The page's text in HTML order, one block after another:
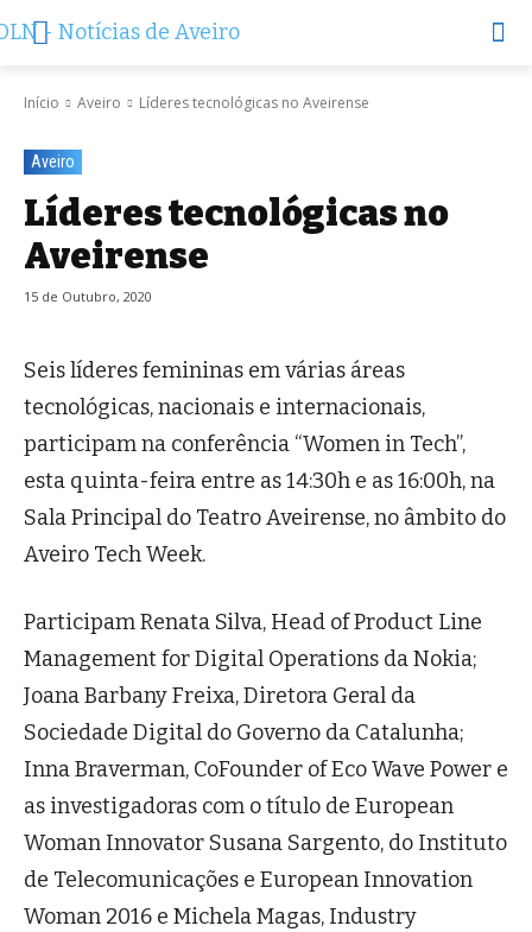
Início Aveiro Líderes tecnológicas no Aveirense
Aveiro
Líderes tecnológicas no
Aveirense
15 de Outubro, 2020
Seis líderes femininas em várias áreas
tecnológicas, nacionais e internacionais,
participam na conferência “Women in Tech”,
esta quinta-feira entre as 14:30h e as 16:00h, na
Sala Principal do Teatro Aveirense, no âmbito do
Aveiro Tech Week.
Participam Renata Silva, Head of Product Line
Management for Digital Operations da Nokia;
Joana Barbany Freixa, Diretora Geral da
Sociedade Digital do Governo da Catalunha;
Inna Braverman, CoFounder of Eco Wave Power e
as investigadoras com o título de European
Woman Innovator Susana Sargento, do Instituto
de Telecomunicações e European Innovation
Woman 2016 e Michela Magas, Industry